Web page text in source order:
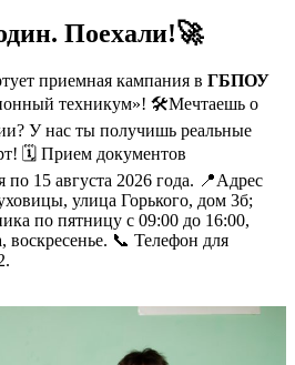
Поехали!🚀
приемная кампания в ГБПОУ
техникум»! 🛠Мечтаешь о
У нас ты получишь реальные
🗓 Прием документов
по 15 августа 2026 года. 📍Адрес
улица Горького, дом 3б;
по пятницу с 09:00 до 16:00,
📞 Телефон для